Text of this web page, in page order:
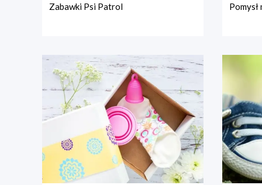
Zabawki Psi Patrol